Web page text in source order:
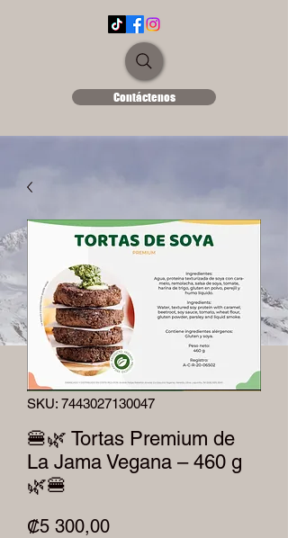
Contáctenos
SKU: 7443027130047
🍔🌿 Tortas Premium de
La Jama Vegana – 460 g
🌿🍔
₡5 300,00Precio